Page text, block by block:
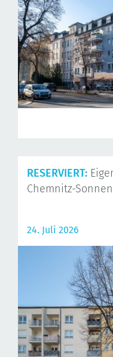
RESERVIERT:
Chemnitz-
24. Juli 2026